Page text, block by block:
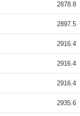
2878.8
2897.5
2916.4
2916.4
2916.4
2935.6